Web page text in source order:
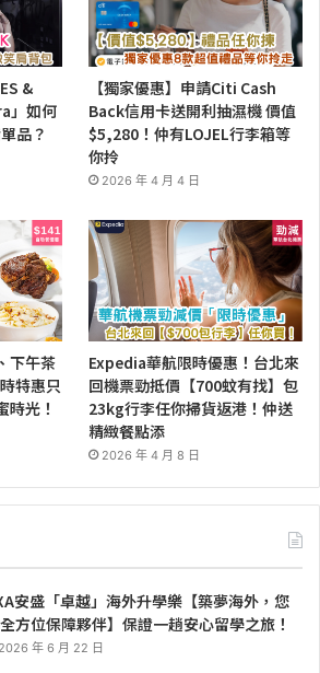
&
」如何
品？
【獨家優惠】申請Citi Cash
Back信用卡送開利抽濕機 價值
$5,280！仲有LOJEL行李箱等
你拎
2026 年 4 月 4 日
下午茶
特惠只
時光！
Expedia華航限時優惠！台北來
回機票勁抵價【700蚊有找】包
23kg行李任你掃貨返港！仲送
精緻餐點添
2026 年 4 月 8 日
安盛「卓越」海外升學樂【築夢海外，您
方位保障夥伴】保證一趟安心留學之旅！
2026 年 6 月 22 日